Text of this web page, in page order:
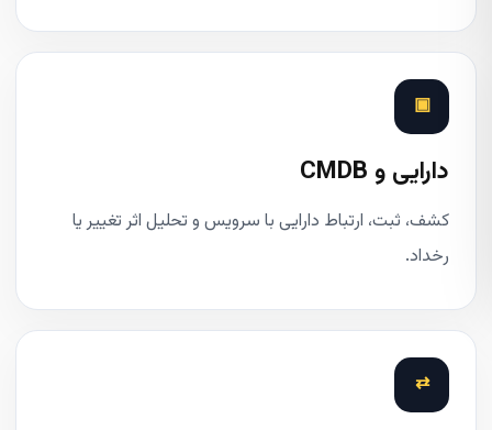
▣
دارایی و CMDB
کشف، ثبت، ارتباط دارایی با سرویس و تحلیل اثر تغییر یا
رخداد.
⇄